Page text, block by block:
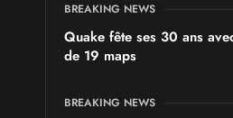
BREAKING NEWS
Quake fête ses 30 ans
de 19 maps
BREAKING NEWS